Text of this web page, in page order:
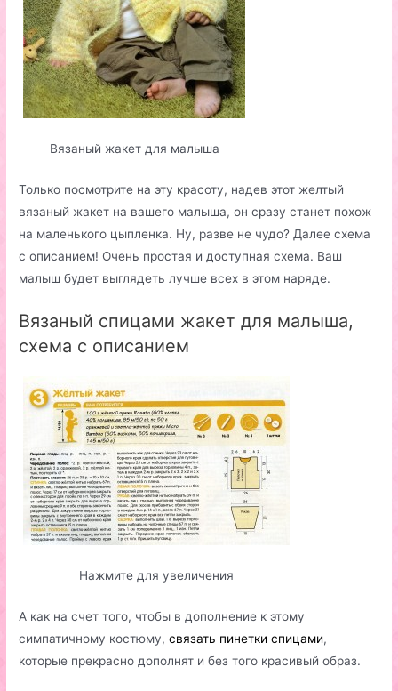
Вязаный жакет для малыша
Только посмотрите на эту красоту, надев этот желтый
вязаный жакет на вашего малыша, он сразу станет похож
на маленького цыпленка. Ну, разве не чудо? Далее схема
с описанием! Очень простая и доступная схема. Ваш
малыш будет выглядеть лучше всех в этом наряде.
Вязаный спицами жакет для малыша,
схема с описанием
Нажмите для увеличения
А как на счет того, чтобы в дополнение к этому
симпатичному костюму,связать пинетки спицами,
которые прекрасно дополнят и без того красивый образ.